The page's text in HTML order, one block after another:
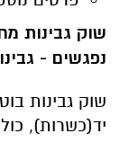
שוק גבינות
יד(כשרות),
בכניסה
מתי:שישי, 21/2/2020, 10:00-